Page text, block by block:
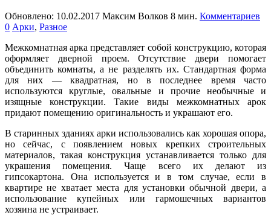
Обновлено: 10.02.2017 Максим Волков 8 мин. Комментариев
0 Арки, Разное
Межкомнатная арка представляет собой конструкцию, которая
оформляет дверной проем. Отсутствие двери помогает
объединить комнаты, а не разделять их. Стандартная форма
для них — квадратная, но в последнее время часто
используются круглые, овальные и прочие необычные и
изящные конструкции. Такие виды межкомнатных арок
придают помещению оригинальность и украшают его.
В старинных зданиях арки использовались как хорошая опора,
но сейчас, с появлением новых крепких строительных
материалов, такая конструкция устанавливается только для
украшения помещения. Чаще всего их делают из
гипсокартона. Она используется и в том случае, если в
квартире не хватает места для установки обычной двери, а
использование купейных или гармошечных вариантов
хозяина не устраивает.